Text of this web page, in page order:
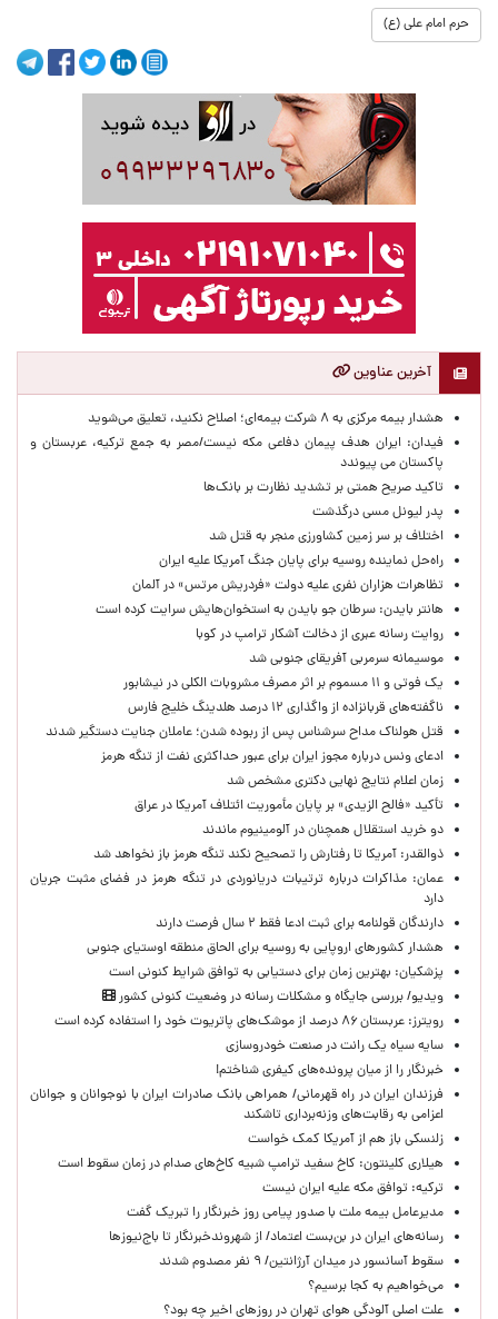
حرم امام علی (ع)
آخرین عناوین
هشدار بیمه مرکزی به ۸ شرکت بیمه‌ای؛ اصلاح نکنید، تعلیق می‌شوید
فیدان: ایران هدف پیمان دفاعی مکه نیست/مصر به جمع ترکیه، عربستان و
پاکستان می پیوندد
تاکید صریح همتی بر تشدید نظارت بر بانک‌ها
پدر لیونل مسی درگذشت
اختلاف بر سر زمین کشاورزی منجر به قتل شد
راه‌حل نماینده روسیه برای پایان جنگ آمریکا علیه ایران
تظاهرات هزاران نفری علیه دولت «فردریش مرتس» در آلمان
هانتر بایدن: سرطان جو بایدن به استخوان‌هایش سرایت کرده است
روایت رسانه عبری از دخالت آشکار ترامپ در کوبا
موسیمانه سرمربی آفریقای جنوبی شد
یک فوتی و ۱۱ مسموم بر اثر مصرف مشروبات الکلی در نیشابور
ناگفته‌های قربانزاده از واگذاری ۱۲ درصد هلدینگ خلیج فارس
قتل هولناک مداح سرشناس پس از ربوده شدن؛ عاملان جنایت دستگیر شدند
ادعای ونس درباره مجوز ایران برای عبور حداکثری نفت از تنگه هرمز
زمان اعلام نتایج نهایی دکتری مشخص شد
تأکید «فالح الزیدی» بر پایان مأموریت ائتلاف آمریکا در عراق
دو خرید استقلال همچنان در آلومینیوم ماندند
ذوالقدر: آمریکا تا رفتارش را تصحیح نکند تنگه هرمز باز نخواهد شد
عمان: مذاکرات درباره ترتیبات دریانوردی در تنگه هرمز در فضای مثبت جریان
دارد
دارندگان قولنامه برای ثبت ادعا فقط ۲ سال فرصت دارند
هشدار کشورهای اروپایی به روسیه برای الحاق منطقه اوستیای جنوبی
پزشکیان‌: بهترین زمان برای دستیابی به توافق شرایط کنونی است
ویدیو/ بررسی جایگاه و مشکلات رسانه در وضعیت کنونی کشور
رویترز: عربستان ۸۶ درصد از موشک‌های پاتریوت خود را استفاده کرده است
سایه سیاه یک رانت در صنعت خودروسازی
خبرنگار را از میان پرونده‌های کیفری شناختم!
​فرزندان ایران در راه قهرمانی/ همراهی بانک صادرات ایران با نوجوانان و جوانان
اعزامی به رقابت‌های وزنه‌برداری تاشکند
زلنسکی باز هم از آمریکا کمک خواست
هیلاری کلینتون: کاخ سفید ترامپ شبیه کاخ‌های صدام در زمان سقوط است
ترکیه: توافق مکه علیه ایران نیست
مدیرعامل بیمه ملت با صدور پیامی روز خبرنگار را تبریک گفت
رسانه‌های ایران در بن‌بست اعتماد/ از شهروندخبرنگار تا باج‌نیوزها
سقوط آسانسور در میدان آرژانتین/ ۹ نفر مصدوم شدند
می‌خواهیم به کجا برسیم؟
علت اصلی آلودگی هوای تهران در روزهای اخیر چه بود؟